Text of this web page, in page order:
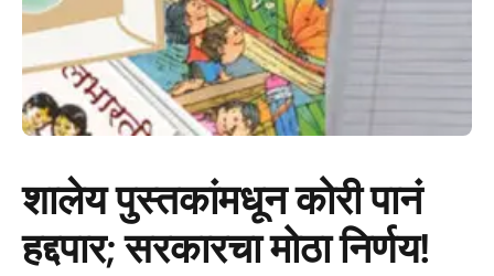
शालेय पुस्तकांमधून कोरी पानं
हद्दपार; सरकारचा मोठा निर्णय!